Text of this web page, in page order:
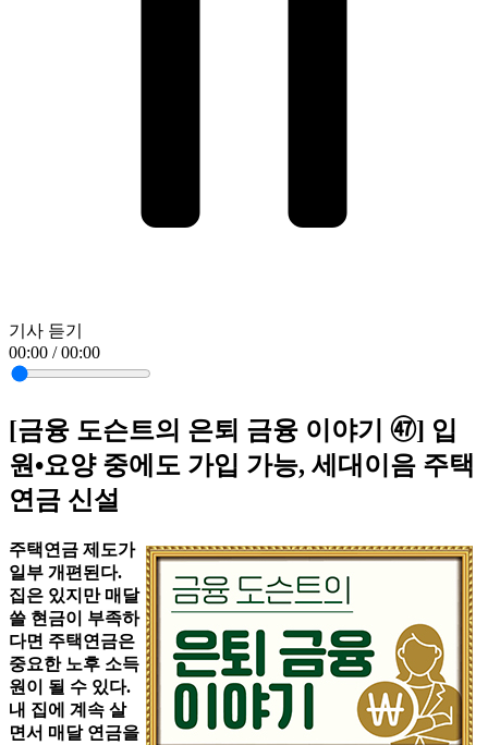
기사 듣기
00:00 / 00:00
[금융 도슨트의 은퇴 금융 이야기 ㊼] 입
원•요양 중에도 가입 가능, 세대이음 주택
연금 신설
주택연금 제도가
일부 개편된다.
집은 있지만 매달
쓸 현금이 부족하
다면 주택연금은
중요한 노후 소득
원이 될 수 있다.
내 집에 계속 살
면서 매달 연금을